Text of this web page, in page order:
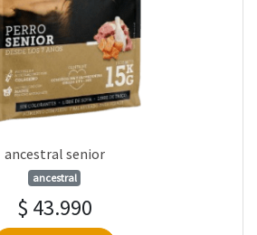
ancestral senior
ancestral
$ 43.990